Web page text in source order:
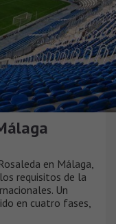
en Málaga,
requisitos de la
Un
en cuatro fases,